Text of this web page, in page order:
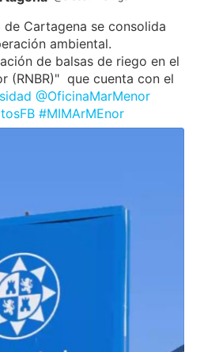
Cartagena se consolida
ambiental.
de balsas de riego en el
(RNBR)" que cuenta con el
@OficinaMarMenor
#MIMArMEnor